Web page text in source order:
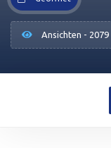
Ansichten - 2079